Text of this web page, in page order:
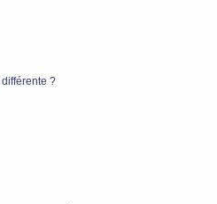
?